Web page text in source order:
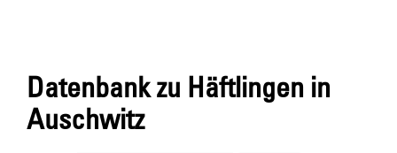
Datenbank zu Häftlingen in
Auschwitz